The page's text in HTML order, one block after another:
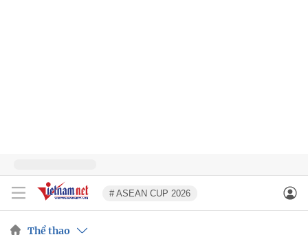
# ASEAN CUP 2026
Thể thao